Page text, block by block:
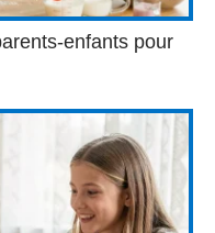
enfants pour